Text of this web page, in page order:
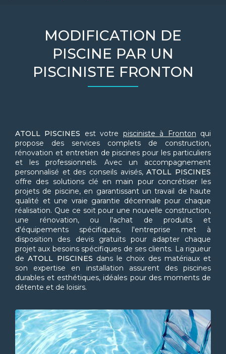
MODIFICATION DE
PISCINE PAR UN
PISCINISTE FRONTON
ATOLL PISCINES est votre pisciniste à Fronton qui
propose des services complets de construction,
rénovation et entretien de piscines pour les particuliers
et les professionnels. Avec un accompagnement
personnalisé et des conseils avisés,ATOLL PISCINES
offre des solutions clé en main pour concrétiser les
projets de piscine, en garantissant un travail de haute
qualité et une vraie garantie décennale pour chaque
réalisation. Que ce soit pour une nouvelle construction,
une rénovation, ou l'achat de produits et
d'équipements spécifiques, l'entreprise met à
disposition des devis gratuits pour adapter chaque
projet aux besoins spécifiques de ses clients. La rigueur
deATOLL PISCINES dans le choix des matériaux et
son expertise en installation assurent des piscines
durables et esthétiques, idéales pour des moments de
détente et de loisirs.